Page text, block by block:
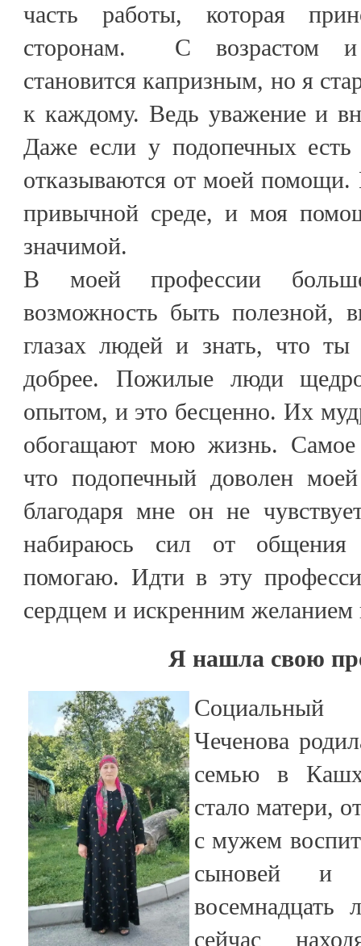
часть работы, которая
сторонам. С возрастом и
становится капризным, но я
к каждому. Ведь уважение и
Даже если у подопечных есть
отказываются от моей помощи.
привычной среде, и моя
значимой.
В моей профессии
возможность быть полезной,
глазах людей и знать, что
добрее. Пожилые люди
опытом, и это бесценно. Их
обогащают мою жизнь.
что подопечный доволен
благодаря мне он не
набираюсь сил от
помогаю. Идти в эту
сердцем и искренним желанием
Я нашла свою
Чеченова
семью в
стало матери,
с мужем
сыновей
сейчас